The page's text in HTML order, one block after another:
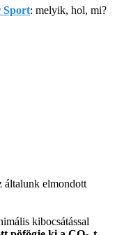
Sport: melyik, hol, mi?
általunk elmondott
kibocsátással